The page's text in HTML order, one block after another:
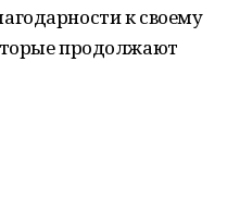
к своему
продолжают